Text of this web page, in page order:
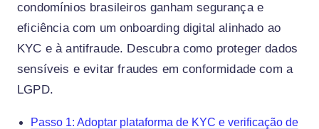
condomínios brasileiros ganham segurança e
eficiência com um onboarding digital alinhado ao
KYC e à antifraude. Descubra como proteger dados
sensíveis e evitar fraudes em conformidade com a
LGPD.
Passo 1: Adoptar plataforma de KYC e verificação de